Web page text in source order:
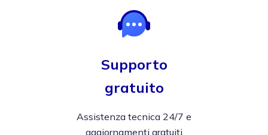
Supporto
gratuito
Assistenza tecnica 24/7 e
aggiornamenti gratuiti